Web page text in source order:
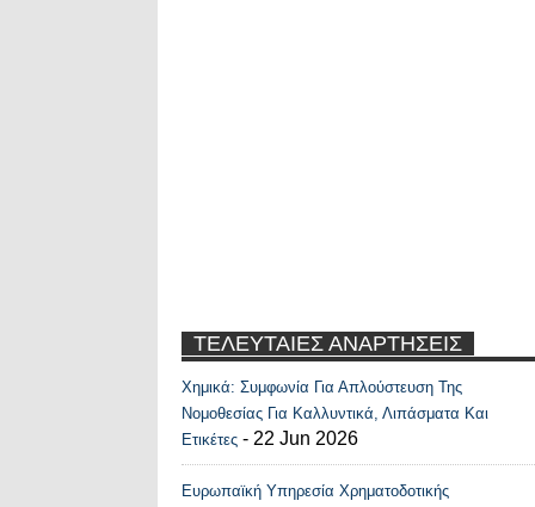
ΤΕΛΕΥΤΑΙΕΣ ΑΝΑΡΤΗΣΕΙΣ
Recent Posts Widget
Χημικά: Συμφωνία Για Απλούστευση Της
Νομοθεσίας Για Καλλυντικά, Λιπάσματα Και
Ετικέτες - 22 Jun 2026
Ευρωπαϊκή Υπηρεσία Χρηματοδοτικής